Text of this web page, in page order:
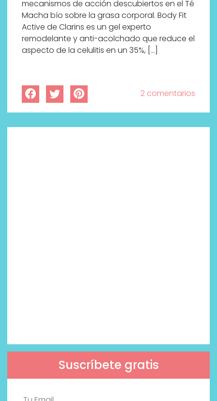
mecanismos de acción descubiertos en el Té
Macha bío sobre la grasa corporal. Body Fit
Active de Clarins es un gel experto
remodelante y anti-acolchado que reduce el
aspecto de la celulitis en un 35%, […]
2 comentarios
Suscríbete gratis